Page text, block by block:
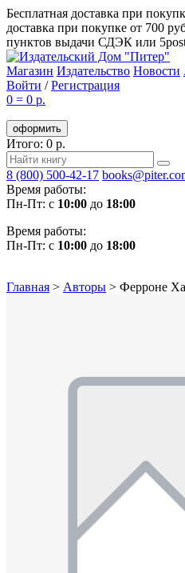
Бесплатная доставка при
доставка при покупке от 700
пунктов выдачи СДЭК или
Магазин Издательство Новости
Войти /Регистрация
0 = 0 р.
оформить
Итого: 0 р.
8 (800) 500-42-17
Время работы:
Пн-Пт: с 10:00 до 18:00
Время работы:
Пн-Пт: с 10:00 до 18:00
Главная > Авторы > Ферроне